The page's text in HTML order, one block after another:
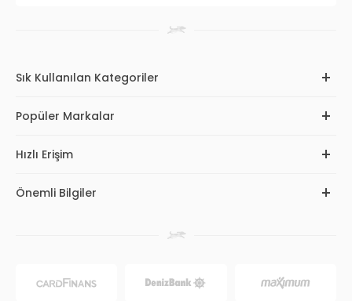
Sık Kullanılan Kategoriler
Popüler Markalar
Hızlı Erişim
Önemli Bilgiler